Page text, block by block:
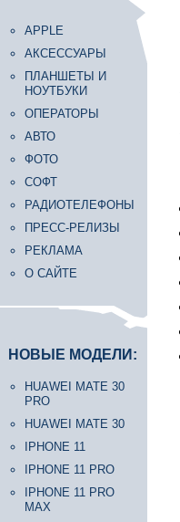
APPLE
АКСЕССУАРЫ
ПЛАНШЕТЫ И
НОУТБУКИ
ОПЕРАТОРЫ
АВТО
ФОТО
СОФТ
РАДИОТЕЛЕФОНЫ
ПРЕСС-РЕЛИЗЫ
РЕКЛАМА
О САЙТЕ
НОВЫЕ МОДЕЛИ:
HUAWEI MATE 30
PRO
HUAWEI MATE 30
IPHONE 11
IPHONE 11 PRO
IPHONE 11 PRO
MAX